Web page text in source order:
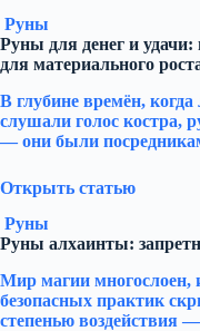
Руны
Руны для денег и удачи:
для материального
В глубине времён,
слушали голос костра,
— они были
Открыть статью
Руны
Руны алхаинты:
Мир магии многослоен,
безопасных практик
степенью воздействия